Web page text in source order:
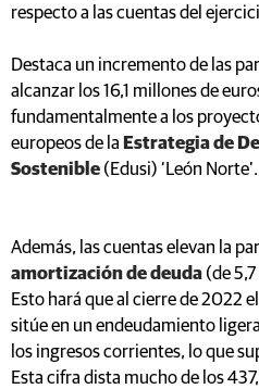
respecto a las cuentas del
Destaca un incremento de las
alcanzar los 16,1 millones de
fundamentalmente a los
europeos de la Estrategia de
Sostenible (Edusi) ‘León Norte’.
Además, las cuentas elevan la
amortización de deuda (de
Esto hará que al cierre de 2022
sitúe en un endeudamiento
los ingresos corrientes, lo que
Esta cifra dista mucho de los